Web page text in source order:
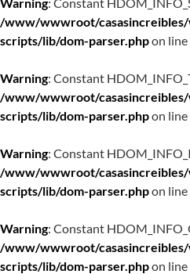
/www/wwwroot/
scripts/lib/dom-parser.phpon line
Warning: Constant
/www/wwwroot/
scripts/lib/dom-parser.phpon line
Warning: Constant
/www/wwwroot/
scripts/lib/dom-parser.phpon line
Warning: Constant
/www/wwwroot/
scripts/lib/dom-parser.phpon line